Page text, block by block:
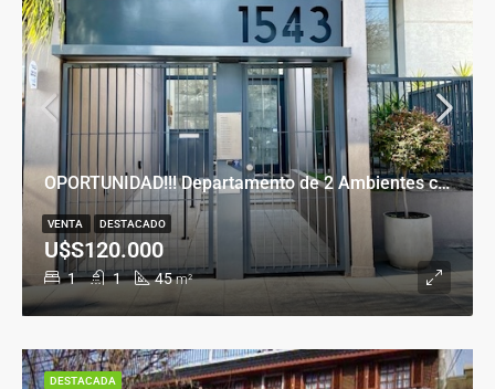
OPORTUNIDAD!!! Departamento de 2 Ambientes con Cochera en Banfield Este
1 1 45 m²
U$S120.000
VENTA DESTACADO
DESTACADA